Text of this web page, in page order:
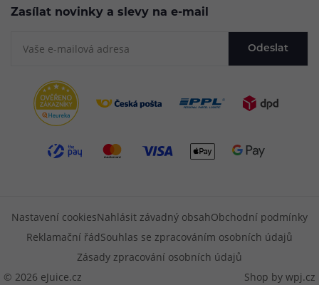
Zasílat novinky a slevy na e-mail
Odeslat
© 2026 eJuice.cz
Nastavení cookiesNahlásit závadný obsahObchodní podmínky
Reklamační řádSouhlas se zpracováním osobních údajů
Zásady zpracování osobních údajů
Shop by wpj.cz